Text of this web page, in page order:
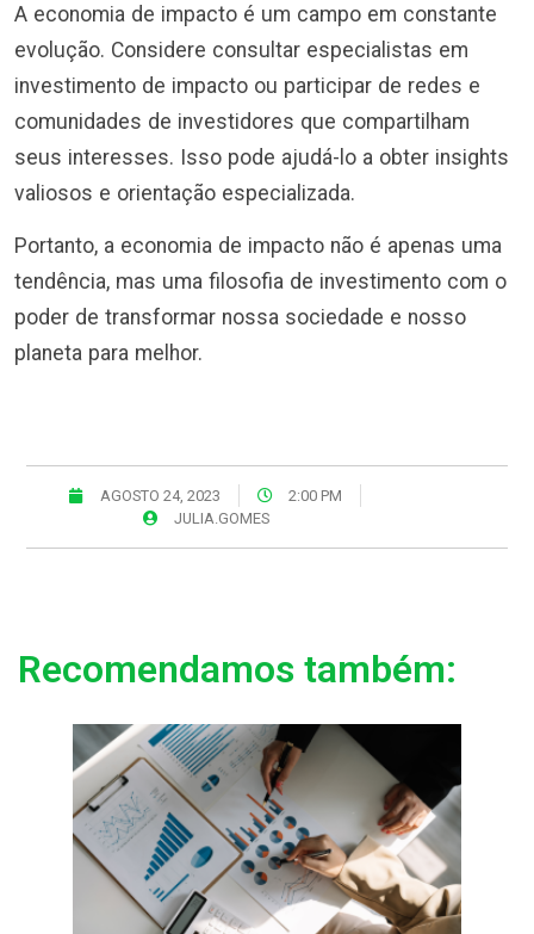
A economia de impacto é um campo em constante
evolução. Considere consultar especialistas em
investimento de impacto ou participar de redes e
comunidades de investidores que compartilham
seus interesses. Isso pode ajudá-lo a obter insights
valiosos e orientação especializada.
Portanto, a economia de impacto não é apenas uma
tendência, mas uma filosofia de investimento com o
poder de transformar nossa sociedade e nosso
planeta para melhor.
AGOSTO 24, 2023
2:00 PM
JULIA.GOMES
Recomendamos também: